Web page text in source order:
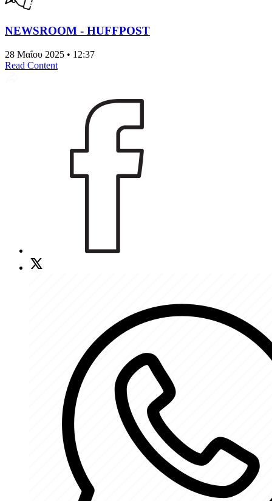
NEWSROOM - HUFFPOST
28 Μαΐου 2025 • 12:37
Read Content